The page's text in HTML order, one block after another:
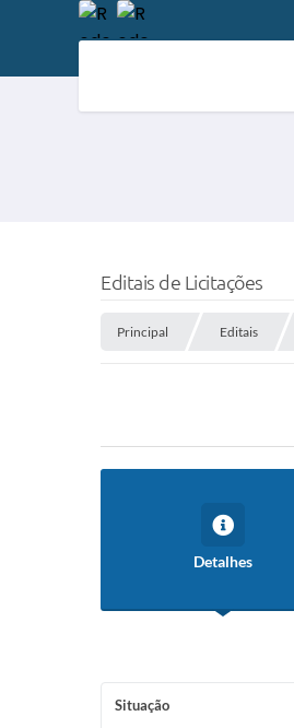
Editais de Licitações
Principal Editais
Detalhes
Situação